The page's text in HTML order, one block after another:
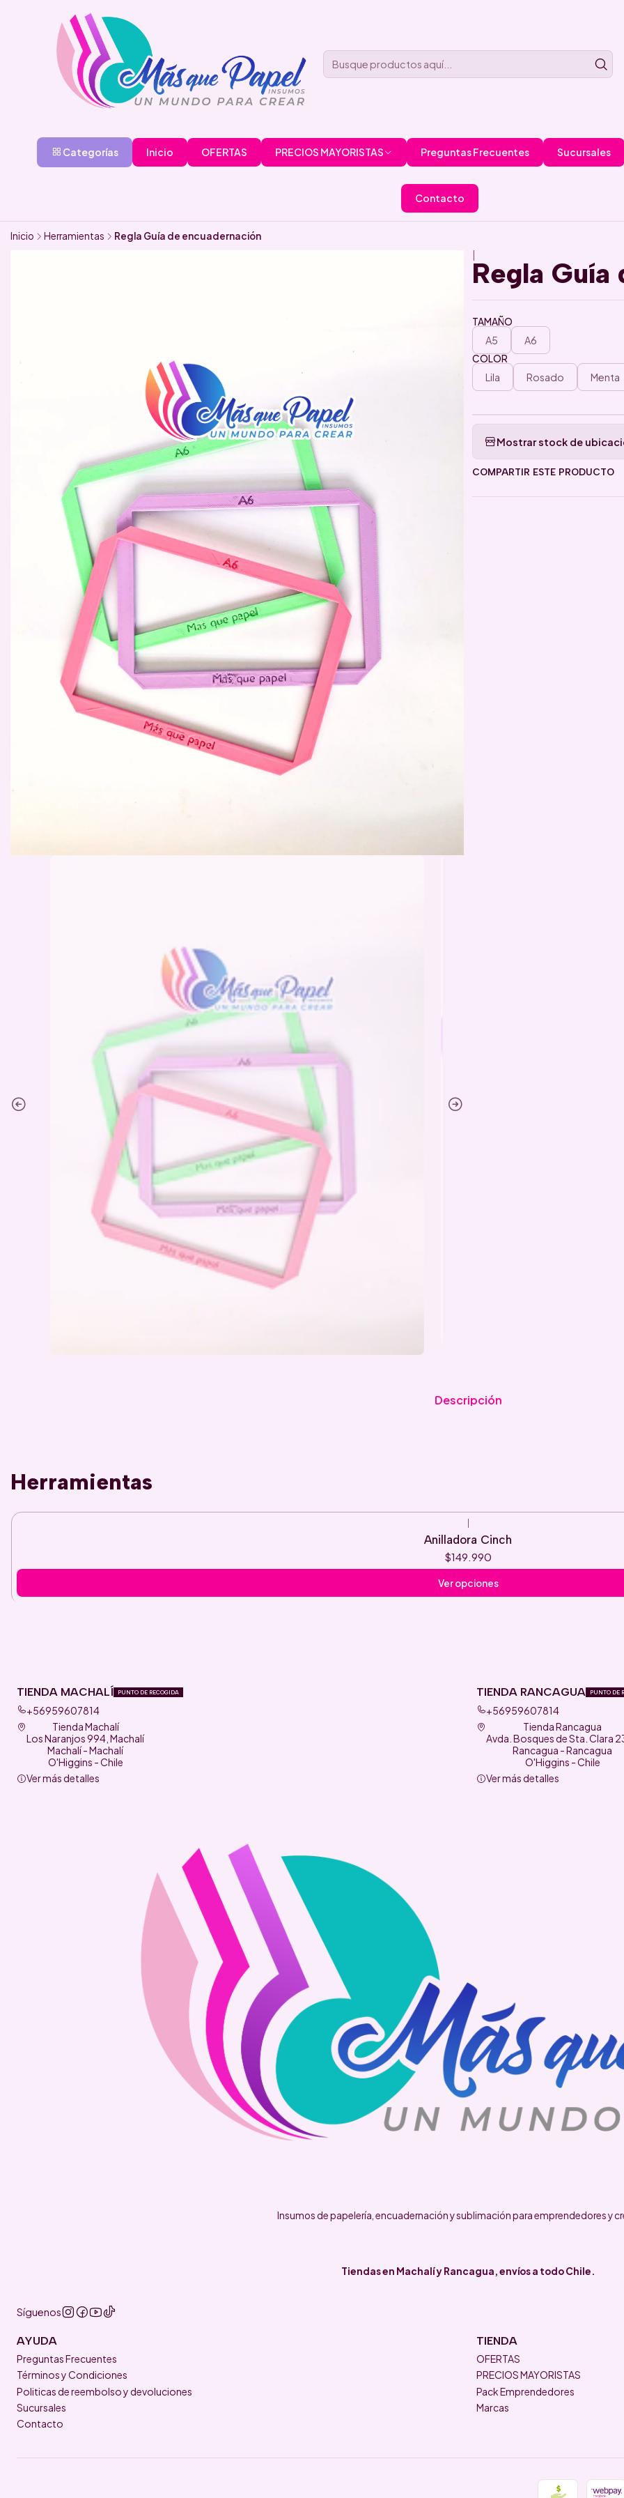
Categorías Inicio OFERTAS PRECIOS MAYORISTAS Preguntas Frecuentes Sucursales
Contacto
Inicio Herramientas
Regla Guía de encuadernación
Regla Guía
TAMAÑO
A5 A6
COLOR
Lila Rosado Menta
Mostrar stock de
COMPARTIR ESTE PRODUCTO
Descripción
Herramientas
Anilladora Cinch
$149.990
Ver opciones
TIENDA MACHALÍ PUNTO DE RECOGIDA
+56959607814
Tienda Machalí
Los Naranjos 994, Machalí
Machalí - Machalí
O'Higgins - Chile
Ver más detalles
TIENDA RANCAGUA PUNTO DE
+56959607814
Tienda Rancagua
Avda. Bosques de Sta. Clara
Rancagua - Rancagua
O'Higgins - Chile
Ver más detalles
Insumos de papelería, encuadernación y sublimación para emprendedores y
Tiendas en Machalí y Rancagua, envíos a todo Chile.
Síguenos
AYUDA
Preguntas Frecuentes
Términos y Condiciones
Politicas de reembolso y devoluciones
Sucursales
Contacto
TIENDA
OFERTAS
PRECIOS MAYORISTAS
Pack Emprendedores
Marcas